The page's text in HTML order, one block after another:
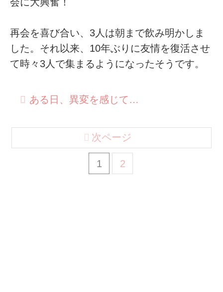
再会を喜び合い、3人は朝まで飲み明かしま
した。それ以来、10年ぶりに友情を復活させ
て時々3人で集まるようになったそうです。
ある日、異変を感じて…
1 2
次ページ